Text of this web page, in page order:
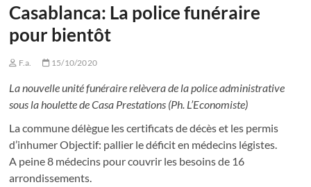
Casablanca: La police funéraire
pour bientôt
F.a. 15/10/2020
La nouvelle unité funéraire relèvera de la police administrative
sous la houlette de Casa Prestations (Ph. L’Economiste)
La commune délègue les certificats de décès et les permis
d’inhumer Objectif: pallier le déficit en médecins légistes.
A peine 8 médecins pour couvrir les besoins de 16
arrondissements.